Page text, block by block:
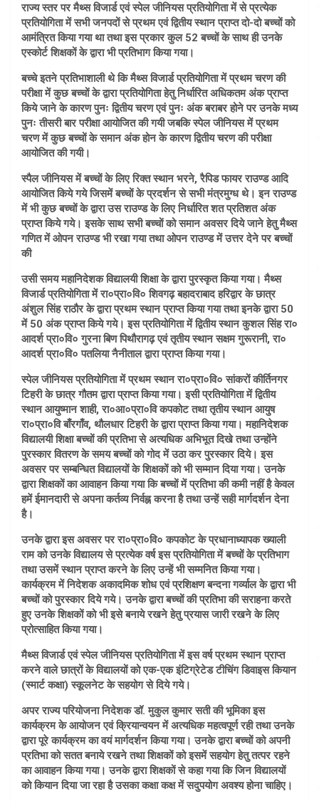
राज्य स्तर पर मैथ्स विजार्ड एवं स्पेल जीनियस प्रतियोगिता में से प्रत्येक
प्रतियोगिता में सभी जनपदों से प्रथम एवं द्वितीय स्थान प्राप्त दो-दो बच्चों को
आमंत्रित किया गया था तथा इस प्रकार कुल 52 बच्चों के साथ ही उनके
एस्कोर्ट शिक्षकों के द्वारा भी प्रतिभाग किया गया।
बच्चे इतने प्रतिभाशाली थे कि मैथ्स विजार्ड प्रतियोगिता में प्रथम चरण की
परीक्षा में कुछ बच्चों के द्वारा प्रतियोगिता हेतु निर्धारित अधिकतम अंक प्राप्त
किये जाने के कारण पुनः द्वितीय चरण एवं पुनः अंक बराबर होने पर उनके मध्य
पुनः तीसरी बार परीक्षा आयोजित की गयी जबकि स्पेल जीनियस में प्रथम
चरण में कुछ बच्चों के समान अंक होन के कारण द्वितीय चरण की परीक्षा
आयोजित की गयी।
स्पैल जीनियस में बच्चों के लिए रिक्त स्थान भरने, रैपिड फायर राउण्ड आदि
आयोजित किये गये जिसमें बच्चों के प्रदर्शन से सभी मंत्रमुग्ध थे। इन राउण्ड
में भी कुछ बच्चों के द्वारा उस राउण्ड के लिए निर्धारित शत प्रतिशत अंक
प्राप्त किये गये। इसके साथ सभी बच्चों को समान अवसर दिये जाने हेतु मैथ्स
गणित में ओपन राउण्ड भी रखा गया तथा ओपन राउण्ड में उत्तर देने पर बच्चों
की
उसी समय महानिदेशक विद्यालयी शिक्षा के द्वारा पुरस्कृत किया गया। मैथ्स
विजार्ड प्रतियोगिता में रा०प्रा०वि० शिवगढ़ बहादराबाद हरिद्वार के छात्र
अंशुल सिंह राठौर के द्वारा प्रथम स्थान प्राप्त किया गया तथा इनके द्वारा 50
में 50 अंक प्राप्त किये गये। इस प्रतियोगिता में द्वितीय स्थान कुशल सिंह रा०
आदर्श प्रा०वि० गुरना बिण पिथौरागढ़ एवं तृतीय स्थान सक्षम गुरूरानी, रा०
आदर्श प्रा०वि० पतलिया नैनीताल द्वारा प्राप्त किया गया।
स्पेल जीनियस प्रतियोगिता में प्रथम स्थान रा०प्रा०वि० सांकरों कीर्तिनगर
टिहरी के छात्र गौतम द्वारा प्राप्त किया गया। इसी प्रतियोगिता में द्वितीय
स्थान आयुष्मान शाही, रा०आ०प्रा०वि कपकोट तथा तृतीय स्थान आयुष
रा०प्रा०वि बाँरगाँव, थौलधार टिहरी के द्वारा प्राप्त किया गया। महानिदेशक
विद्यालयी शिक्षा बच्चों की प्रतिभा से अत्यधिक अभिभूत दिखे तथा उन्होंने
पुरस्कार वितरण के समय बच्चों को गोद में उठा कर पुरस्कार दिये। इस
अवसर पर सम्बन्धित विद्यालयों के शिक्षकों को भी सम्मान दिया गया। उनके
द्वारा शिक्षकों का आवाहन किया गया कि बच्चों में प्रतिभा की कमी नहीं है केवल
हमें ईमानदारी से अपना कर्तव्य निर्वह्न करना है तथा उन्हें सही मार्गदर्शन देना
है।
उनके द्वारा इस अवसर पर रा०प्रा०वि० कपकोट के प्रधानाध्यापक ख्याली
राम को उनके विद्यालय से प्रत्येक वर्ष इस प्रतियोगिता में बच्चों के प्रतिभाग
तथा उसमें स्थान प्राप्त करने के लिए उन्हें भी सम्मनित किया गया।
कार्यक्रम में निदेशक अकादमिक शोध एवं प्रशिक्षण बन्दना गर्व्याल के द्वारा भी
बच्चों को पुरस्कार दिये गये। उनके द्वारा बच्चों की प्रतिभा की सराहना करते
हुए उनके शिक्षकों को भी इसे बनाये रखने हेतु प्रयास जारी रखने के लिए
प्रोत्साहित किया गया।
मैथ्स विजार्ड एवं स्पेल जीनियस प्रतियोगिता में इस वर्ष प्रथम स्थान प्राप्त
करने वाले छात्रों के विद्यालयों को एक-एक इंटिग्रेटेड टीचिंग डिवाइस कियान
(स्मार्ट कक्षा) स्कूलनेट के सहयोग से दिये गये।
अपर राज्य परियोजना निदेशक डॉ. मुकुल कुमार सती की भूमिका इस
कार्यक्रम के आयोजन एवं क्रियान्वयन में अत्यधिक महत्वपूर्ण रही तथा उनके
द्वारा पूरे कार्यक्रम का वयं मार्गदर्शन किया गया। उनके द्वारा बच्चों को अपनी
प्रतिभा को सतत बनाये रखने तथा शिक्षकों को इसमें सहयोग हेतु तत्पर रहने
का आवाहन किया गया। उनके द्वारा शिक्षकों से कहा गया कि जिन विद्यालयों
को कियान दिया जा रहा है उसका कक्षा कक्ष में सदुपयोग अवश्य होना चाहिए।